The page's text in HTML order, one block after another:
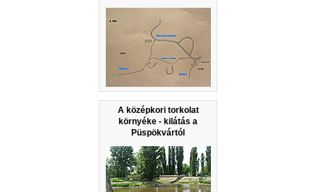
A középkori torkolat
környéke - kilátás a
Püspökvártól